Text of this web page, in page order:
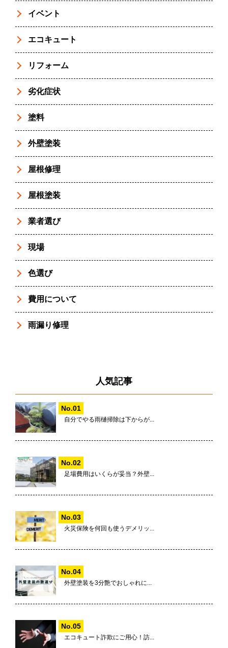
イベント
エコキュート
リフォーム
劣化症状
塗料
外壁塗装
屋根修理
屋根塗装
業者選び
現場
色選び
費用について
雨漏り修理
人気記事
自分でやる雨樋掃除は下からが...
足場費用はいくらが妥当？外壁...
火災保険を何回も使うデメリッ...
外壁塗装を3分艶でおしゃれに...
エコキュート詐欺にご用心！訪...